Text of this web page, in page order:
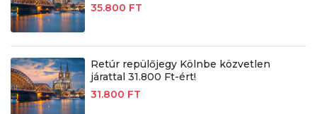
35.800 FT
Retúr repülőjegy Kölnbe közvetlen
járattal 31.800 Ft-ért!
31.800 FT